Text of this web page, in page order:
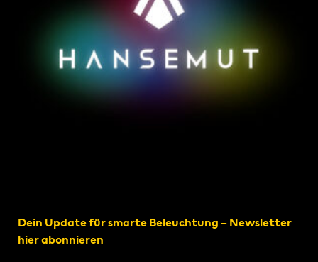
Dein Update für smarte Beleuchtung – Newsletter
hier abonnieren